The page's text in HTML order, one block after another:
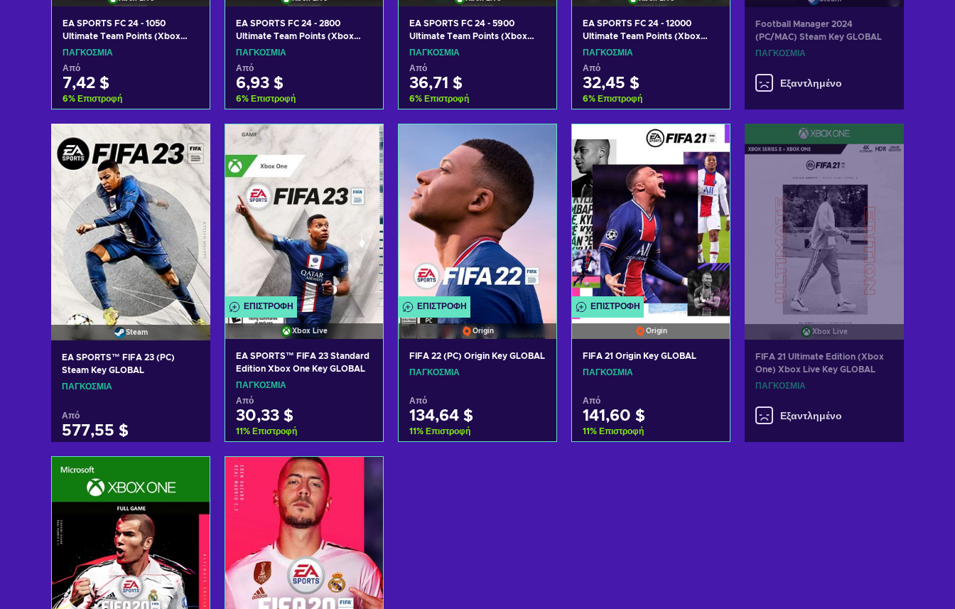
EA SPORTS FC 24 - 1050
Ultimate Team Points (Xbox
One/Series X|S) Key GLOBAL
ΠΑΓΚΌΣΜΙΑ
Από
7,42 $
6% Επιστροφή
Προσθήκη στο καλάθι
Δείτε προσφορές
EA SPORTS FC 24 - 2800
Ultimate Team Points (Xbox
One/Series X|S) Key GLOBAL
ΠΑΓΚΌΣΜΙΑ
Από
6,93 $
6% Επιστροφή
Προσθήκη στο καλάθι
Δείτε προσφορές
EA SPORTS FC 24 - 5900
Ultimate Team Points (Xbox
One/Series X|S) Key GLOBAL
ΠΑΓΚΌΣΜΙΑ
Από
36,71 $
6% Επιστροφή
Δείτε προσφορές
EA SPORTS FC 24 - 12000
Ultimate Team Points (Xbox
One/Series X|S) Key GLOBAL
ΠΑΓΚΌΣΜΙΑ
Από
32,45 $
6% Επιστροφή
Προσθήκη στο καλάθι
Δείτε προσφορές
Football Manager 2024
(PC/MAC) Steam Key GLOBAL
ΠΑΓΚΌΣΜΙΑ
Εξαντλημένο
Steam
EA SPORTS™ FIFA 23 (PC)
Steam Key GLOBAL
ΠΑΓΚΌΣΜΙΑ
Από
577,55 $
Δείτε προσφορές
ΕΠΙΣΤΡΟΦΉ
Xbox Live
EA SPORTS™ FIFA 23 Standard
Edition Xbox One Key GLOBAL
ΠΑΓΚΌΣΜΙΑ
Από
30,33 $
11% Επιστροφή
Προσθήκη στο καλάθι
Δείτε προσφορές
ΕΠΙΣΤΡΟΦΉ
Origin
FIFA 22 (PC) Origin Key GLOBAL
ΠΑΓΚΌΣΜΙΑ
Από
134,64 $
11% Επιστροφή
ΕΠΙΣΤΡΟΦΉ
Origin
FIFA 21 Origin Key GLOBAL
ΠΑΓΚΌΣΜΙΑ
Από
141,60 $
11% Επιστροφή
Xbox Live
FIFA 21 Ultimate Edition (Xbox
One) Xbox Live Key GLOBAL
ΠΑΓΚΌΣΜΙΑ
Εξαντλημένο